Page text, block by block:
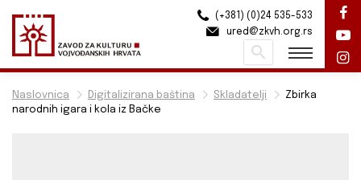
Naslovnica Digitalizirana baština Skladatelji
Zbirka
narodnih igara i kola iz Bačke
(+381) (0)24 535-533
ured@zkvh.org.rs
Pretraži